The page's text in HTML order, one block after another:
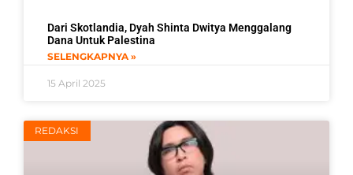
Dari Skotlandia, Dyah Shinta Dwitya Menggalang
Dana Untuk Palestina
SELENGKAPNYA »
15 April 2025
REDAKSI